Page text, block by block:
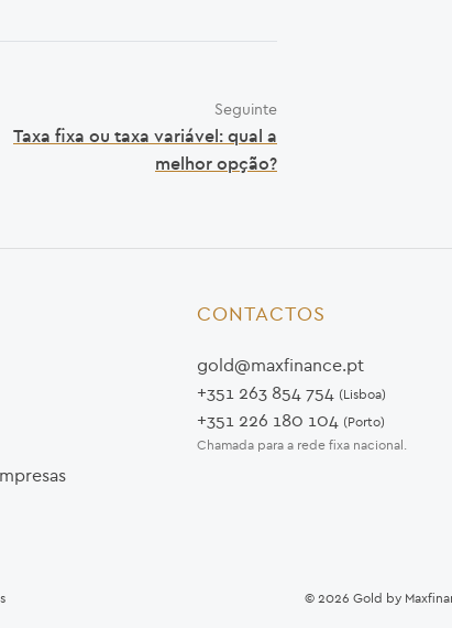
Seguinte
Taxa fixa ou taxa variável: qual a
melhor opção?
CONTACTOS
gold@maxfinance.pt
+351 263 854 754 (Lisboa)
+351 226 180 104 (Porto)
Chamada para a rede fixa nacional.
© 2026 Gold by